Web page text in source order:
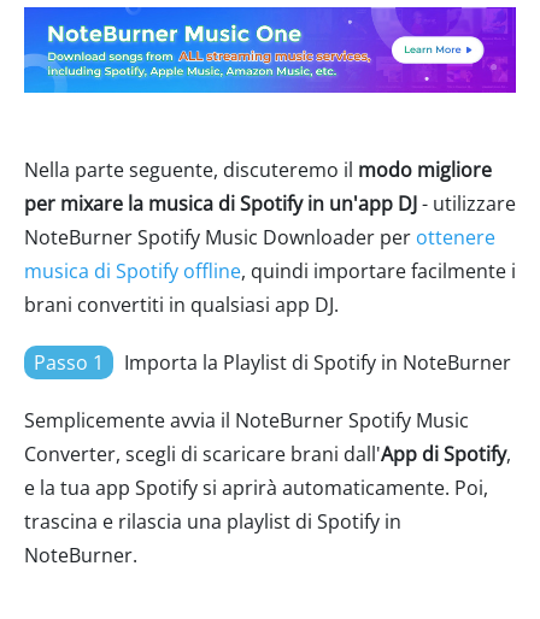
Nella parte seguente, discuteremo il modo migliore
per mixare la musica di Spotify in un'app DJ- utilizzare
NoteBurner Spotify Music Downloader per ottenere
musica di Spotify offline, quindi importare facilmente i
brani convertiti in qualsiasi app DJ.
Passo 1 Importa la Playlist di Spotify in NoteBurner
Semplicemente avvia il NoteBurner Spotify Music
Converter, scegli di scaricare brani dall'App di Spotify,
e la tua app Spotify si aprirà automaticamente. Poi,
trascina e rilascia una playlist di Spotify in
NoteBurner.